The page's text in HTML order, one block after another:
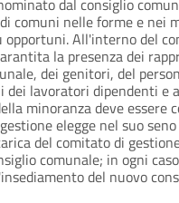
comuni nelle forme e nei
All'interno del
la presenza dei
dei genitori, del
dei lavoratori dipendenti e
minoranza deve essere
elegge nel suo
del comitato di
comunale; in ogni
del nuovo